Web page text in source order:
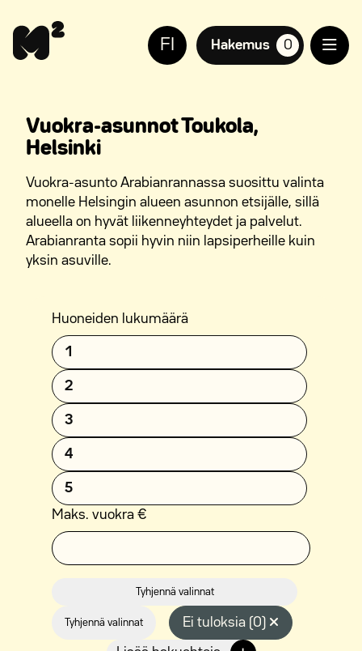
sisältöön
sivuston
käyttöön
FI Hakemus
suosikkiasuntoja,
0
Vuokra-asunnot Toukola,
Helsinki
Vuokra-asunto Arabianrannassa suosittu valinta
monelle Helsingin alueen asunnon etsijälle, sillä
alueella on hyvät liikenneyhteydet ja palvelut.
Arabianranta sopii hyvin niin lapsiperheille kuin
yksin asuville.
Huoneiden lukumäärä
1
2
3
4
5
Maks. vuokra €
Tyhjennä valinnat
Tyhjennä valinnat Ei tuloksia (0)